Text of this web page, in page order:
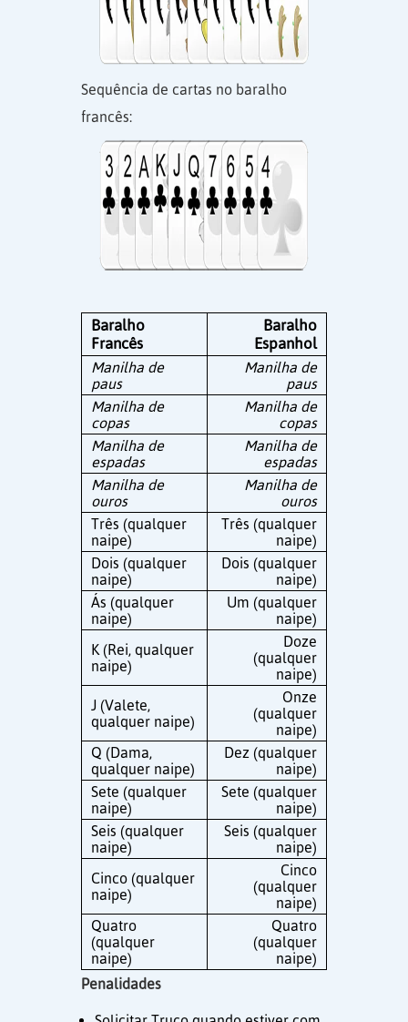
Sequência de cartas no baralho
francês:
Baralho
Francês
Baralho
Espanhol
Manilha de
paus
Manilha de
paus
Manilha de
copas
Manilha de
copas
Manilha de
espadas
Manilha de
espadas
Manilha de
ouros
Manilha de
ouros
Três (qualquer
naipe)
Três (qualquer
naipe)
Dois (qualquer
naipe)
Dois (qualquer
naipe)
Ás (qualquer
naipe)
Um (qualquer
naipe)
K (Rei, qualquer
naipe)
Doze
(qualquer
naipe)
J (Valete,
qualquer naipe)
Onze
(qualquer
naipe)
Q (Dama,
qualquer naipe)
Dez (qualquer
naipe)
Sete (qualquer
naipe)
Sete (qualquer
naipe)
Seis (qualquer
naipe)
Seis (qualquer
naipe)
Cinco (qualquer
naipe)
Cinco
(qualquer
naipe)
Quatro
(qualquer
naipe)
Quatro
(qualquer
naipe)
Penalidades